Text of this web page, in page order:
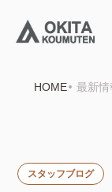
HOME 最新情
スタッフブログ